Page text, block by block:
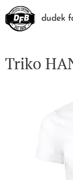
dudek
Triko